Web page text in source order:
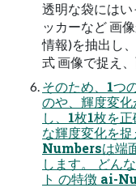
透明な袋には
ッカーなど 画
情報)を抽出し
式 画像で捉え
そのため、1つ
のや、輝度変
し、1枚1枚を
な輝度変化を
Numbersは端
します。 どん
ト の特徴 ai-